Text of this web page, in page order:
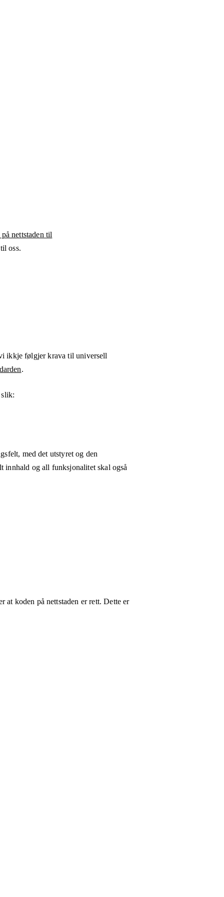
nettstaden til
oss.
ikkje følgjer krava til universell
.
med det utstyret og den
innhald og all funksjonalitet skal også
koden på nettstaden er rett. Dette er